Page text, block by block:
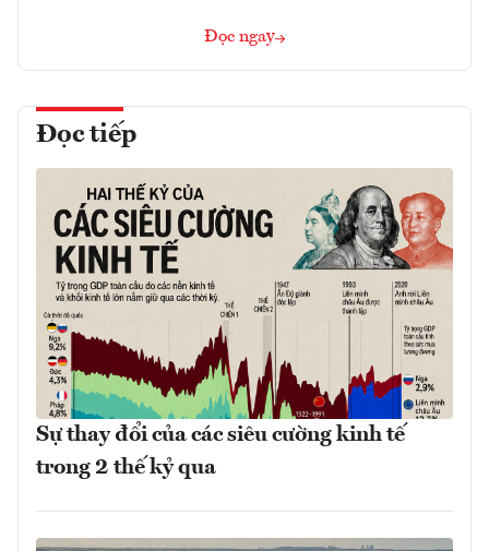
Đọc ngay
Đọc tiếp
Sự thay đổi của các siêu cường kinh tế
trong 2 thế kỷ qua